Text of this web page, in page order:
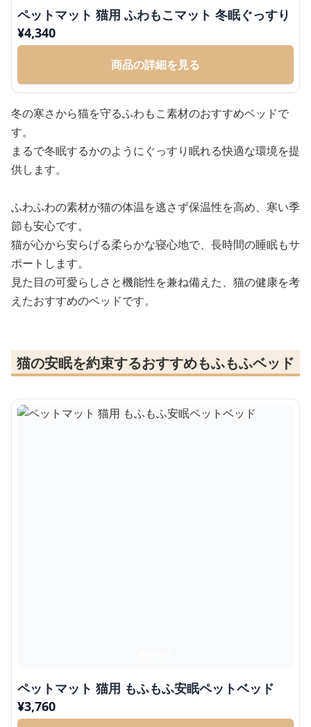
ペットマット 猫用 ふわもこマット 冬眠ぐっすり
¥4,340
商品の詳細を見る
冬の寒さから猫を守るふわもこ素材のおすすめベッドで
す。
まるで冬眠するかのようにぐっすり眠れる快適な環境を提
供します。
ふわふわの素材が猫の体温を逃さず保温性を高め、寒い季
節も安心です。
猫が心から安らげる柔らかな寝心地で、長時間の睡眠もサ
ポートします。
見た目の可愛らしさと機能性を兼ね備えた、猫の健康を考
えたおすすめのベッドです。
猫の安眠を約束するおすすめもふもふベッド
ペットマット 猫用 もふもふ安眠ペットベッド
¥3,760